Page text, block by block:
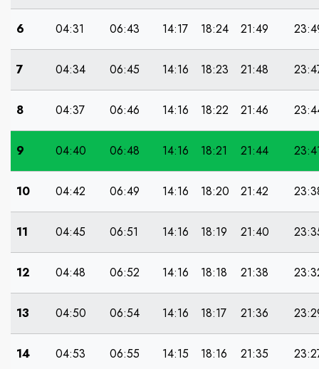
6 04:31 06:43 14:17 18:24 21:49
7 04:34 06:45 14:16 18:23 21:48
8 04:37 06:46 14:16 18:22 21:46
9 04:40 06:48 14:16 18:21 21:44
10 04:42 06:49 14:16 18:20 21:42
11 04:45 06:51 14:16 18:19 21:40
12 04:48 06:52 14:16 18:18 21:38
13 04:50 06:54 14:16 18:17 21:36
14 04:53 06:55 14:15 18:16 21:35